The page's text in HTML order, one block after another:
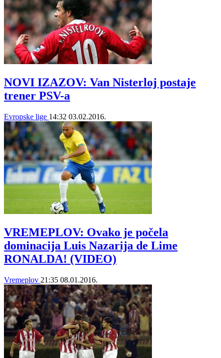
NOVI IZAZOV: Van Nisterloj postaje
trener PSV-a
Evropske lige 14:32 03.02.2016.
VREMEPLOV: Ovako je počela
dominacija Luis Nazarija de Lime
RONALDA! (VIDEO)
Vremeplov 21:35 08.01.2016.